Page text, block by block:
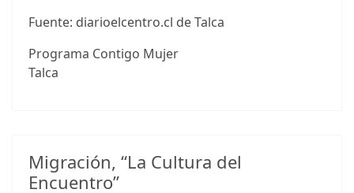
Fuente: diarioelcentro.cl de Talca
Programa Contigo Mujer
Talca
Migración, “La Cultura del
Encuentro”